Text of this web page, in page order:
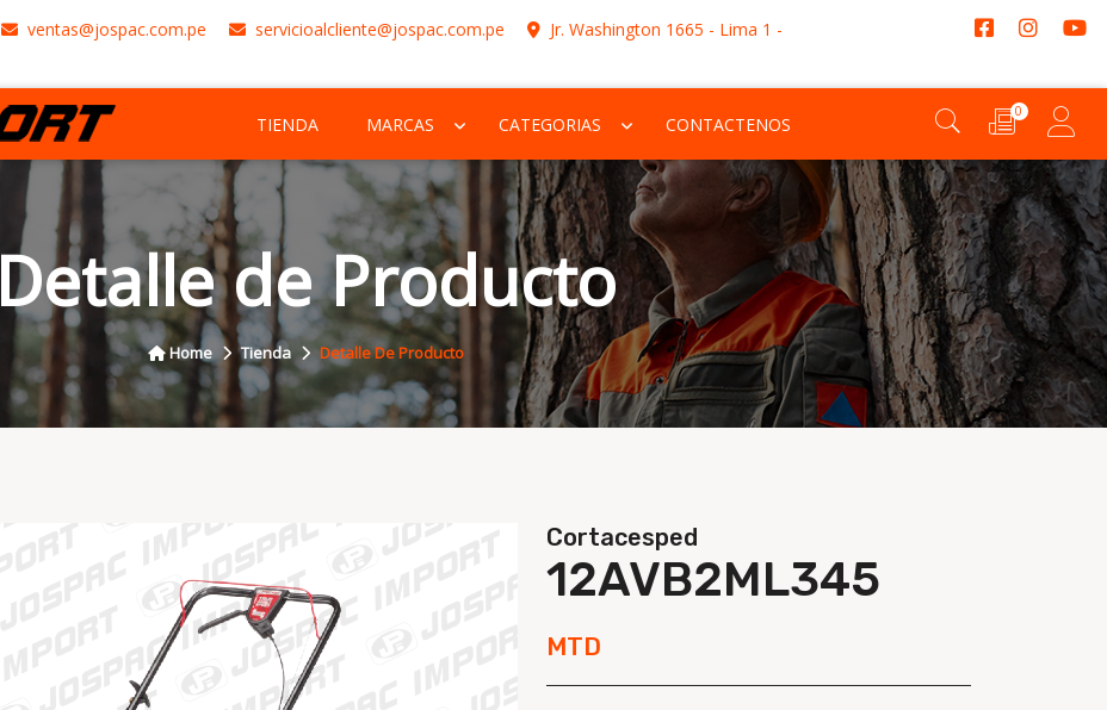
ventas@jospac.com.pe servicioalcliente@jospac.com.pe
Jr. Washington 1665 - Lima 1 -
TIENDA MARCAS CATEGORIAS CONTACTENOS
0
Detalle de Producto
Home Tienda Detalle De Producto
Cortacesped
12AVB2ML345
MTD